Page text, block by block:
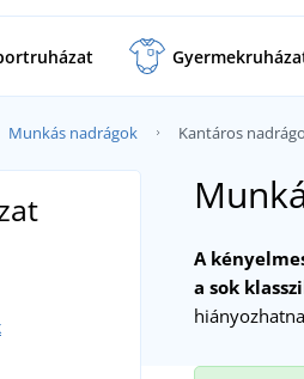
Munkás nadrágok Kantáros
A
a sok